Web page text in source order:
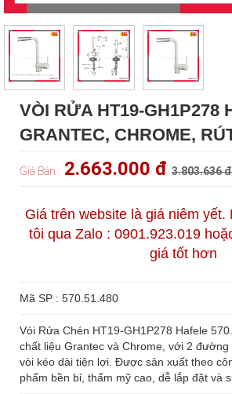
VÒI RỬA HT19-GH1P278
GRANTEC, CHROME,
Giá Bán : 2.663.000 đ 3.803.636 đ
Giá trên website là giá niêm yết.
tôi qua Zalo : 0901.923.019
giá tốt hơn
Mã SP : 570.51.480
Vòi Rửa Chén HT19-GH1P278 Hafele
chất liệu Grantec và Chrome, với 2
vòi kéo dài tiện lợi. Được sản xuất theo
phẩm bền bỉ, thẩm mỹ cao, dễ lắp đặt và